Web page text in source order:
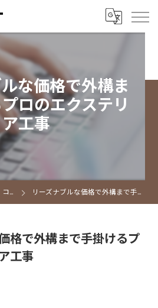
な価格で外構ま
ロのエクステリ
ア工事
コラム リーズナブルな価格で外構まで手掛けるプロのエクステリア工事
格で外構まで手掛けるプ
工事